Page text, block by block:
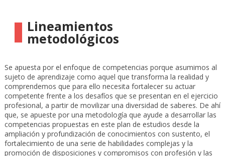
Lineamientos
metodológicos
Se apuesta por el enfoque de competencias porque asumimos al
sujeto de aprendizaje como aquel que transforma la realidad y
comprendemos que para ello necesita fortalecer su actuar
competente frente a los desafíos que se presentan en el ejercicio
profesional, a partir de movilizar una diversidad de saberes. De ahí
que, se apueste por una metodología que ayude a desarrollar las
competencias propuestas en este plan de estudios desde la
ampliación y profundización de conocimientos con sustento, el
fortalecimiento de una serie de habilidades complejas y la
promoción de disposiciones y compromisos con profesión y las